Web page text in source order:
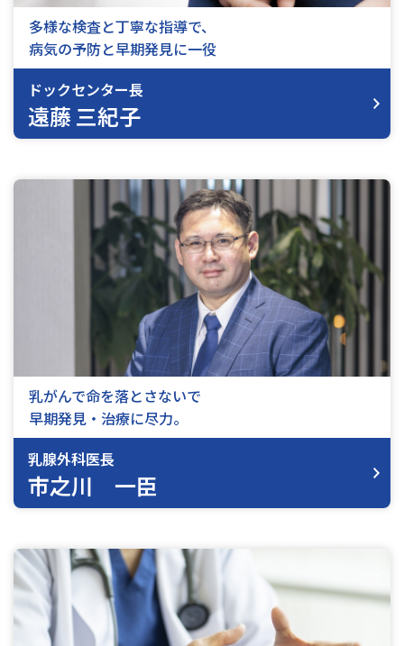
多様な検査と丁寧な指導で、
病気の予防と早期発見に一役
ドックセンター長
遠藤 三紀子
乳がんで命を落とさないで
早期発見・治療に尽力。
乳腺外科医長
市之川 一臣